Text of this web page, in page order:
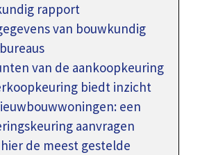
rapport
van bouwkundig
van de aankoopkeuring
biedt inzicht
een
aanvragen
de meest gestelde